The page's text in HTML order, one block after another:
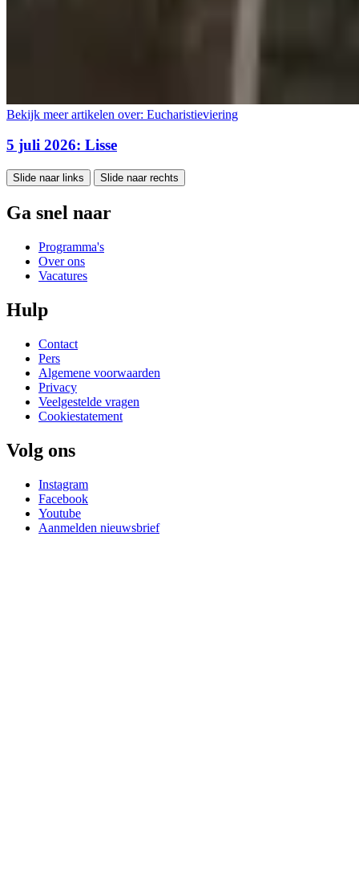
Bekijk meer artikelen over: Eucharistieviering
5 juli 2026: Lisse
Slide naar links Slide naar rechts
Ga snel naar
Programma's
Over ons
Vacatures
Hulp
Contact
Pers
Algemene voorwaarden
Privacy
Veelgestelde vragen
Cookiestatement
Volg ons
Instagram
Facebook
Youtube
Aanmelden nieuwsbrief